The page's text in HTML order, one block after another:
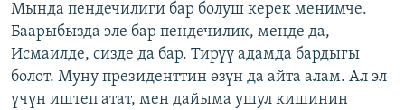
Мында пендечилиги бар болуш керек менимче.
Баарыбызда эле бар пендечилик, менде да,
Исмаилде, сизде да бар. Тирүү адамда бардыгы
болот. Муну президенттин өзүн да айта алам. Ал эл
үчүн иштеп атат, мен дайыма ушул кишинин